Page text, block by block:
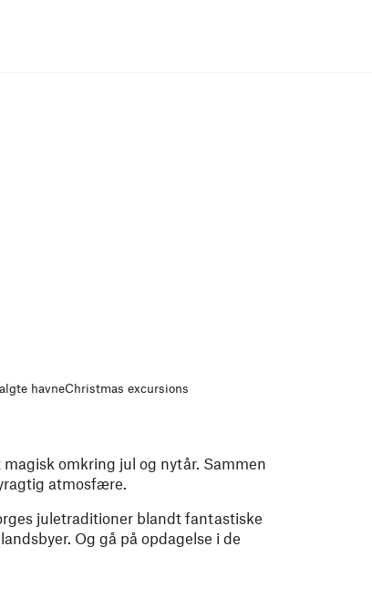
havneChristmas excursions
omkring jul og nytår. Sammen
atmosfære.
juletraditioner blandt fantastiske
Og gå på opdagelse i de